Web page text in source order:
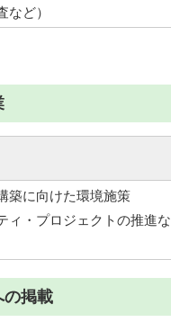
など）
築に向けた環境施策
ィ・プロジェクトの推進な
の掲載